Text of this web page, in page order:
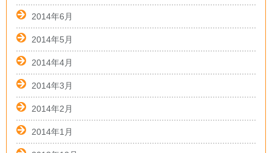
2014年6月
2014年5月
2014年4月
2014年3月
2014年2月
2014年1月